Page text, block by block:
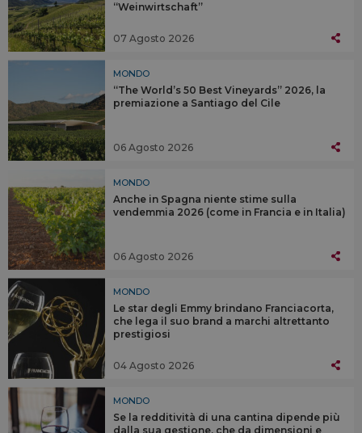
“Weinwirtschaft”
07 Agosto 2026
MONDO
“The World’s 50 Best Vineyards” 2026, la
premiazione a Santiago del Cile
06 Agosto 2026
MONDO
Anche in Spagna niente stime sulla
vendemmia 2026 (come in Francia e in Italia)
06 Agosto 2026
MONDO
Le star degli Emmy brindano Franciacorta,
che lega il suo brand a marchi altrettanto
prestigiosi
04 Agosto 2026
MONDO
Se la redditività di una cantina dipende più
dalla sua gestione, che da dimensioni e